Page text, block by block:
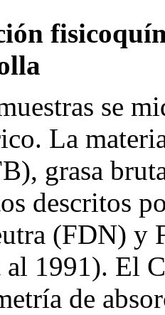
se
La
grasa
descritos
(FDN) y
al 1991). El
de